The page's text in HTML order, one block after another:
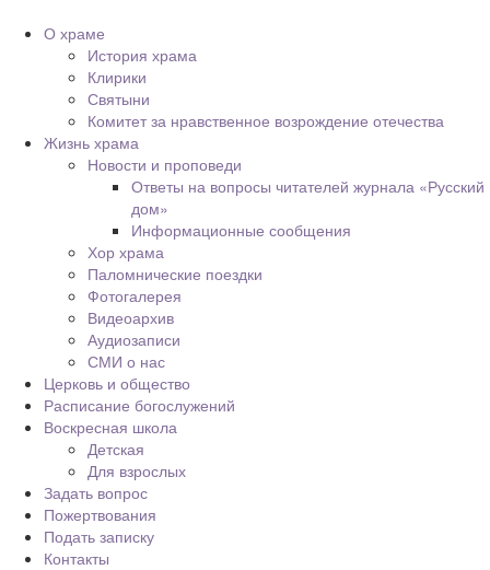
О храме
История храма
Клирики
Святыни
Комитет за нравственное возрождение отечества
Жизнь храма
Новости и проповеди
Ответы на вопросы читателей журнала «Русский
дом»
Информационные сообщения
Хор храма
Паломнические поездки
Фотогалерея
Видеоархив
Аудиозаписи
СМИ о нас
Церковь и общество
Расписание богослужений
Воскресная школа
Детская
Для взрослых
Задать вопрос
Пожертвования
Подать записку
Контакты